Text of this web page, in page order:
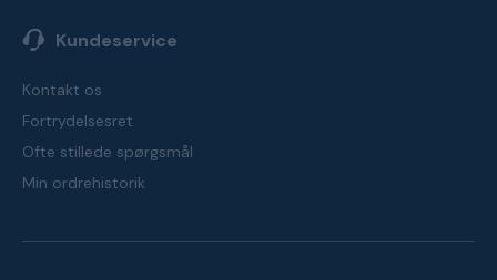
Kundeservice
Kontakt os
Fortrydelsesret
Ofte stillede spørgsmål
Min ordrehistorik